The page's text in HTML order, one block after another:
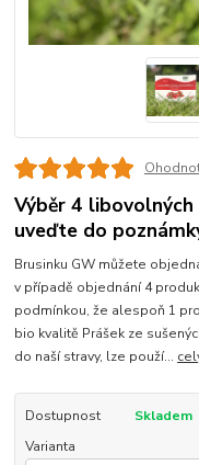
Výběr 4
uveďte do
Brusinku GW můžete
v případě objednání 4
podmínkou, že alespoň 1
bio kvalitě Prášek ze
do naší stravy, lze použí...
Dostupnost
Skladem
Varianta